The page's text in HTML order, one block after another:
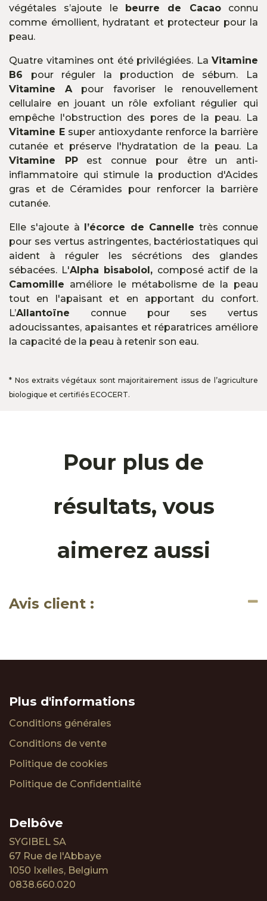
végétales s’ajoute le beurre de Cacaoconnu
comme émollient, hydratant et protecteur pour la
peau.
Quatre vitamines ont été privilégiées. La Vitamine
B6 pour réguler la production de sébum. La
Vitamine A pour favoriser le renouvellement
cellulaire en jouant un rôle exfoliant régulier qui
empêche l'obstruction des pores de la peau. La
Vitamine E super antioxydante renforce la barrière
cutanée et préserve l'hydratation de la peau. La
Vitamine PPest connue pour être un anti-
inflammatoire qui stimule la production d'Acides
gras et de Céramides pour renforcer la barrière
cutanée.
Elle s'ajoute à l’écorce de Cannelle très connue
pour ses vertus astringentes, bactériostatiques qui
aident à réguler les sécrétions des glandes
sébacées. L'Alpha bisabolol, composé actif de la
Camomille améliore le métabolisme de la peau
tout en l'apaisant et en apportant du confort.
L’Allantoïne connue pour ses vertus
adoucissantes, apaisantes et réparatrices améliore
la capacité de la peau à retenir son eau.
* Nos extraits végétaux sont majoritairement issus de l’agriculture
biologique et certifiés ECOCERT.
Pour plus de
résultats, vous
aimerez aussi
Avis client :
Plus d'informations
Conditions générales
Conditions de vente
Politique de cookies
Politique de Confidentialité
Delbôve
SYGIBEL SA
67 Rue de l'Abbaye
1050 Ixelles, Belgium
0838.660.020